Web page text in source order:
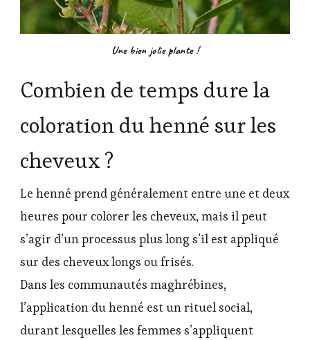
Une bien jolie plante !
Combien de temps dure la
coloration du henné sur les
cheveux ?
Le henné prend généralement entre une et deux
heures pour colorer les cheveux, mais il peut
s’agir d’un processus plus long s’il est appliqué
sur des cheveux longs ou frisés.
Dans les communautés maghrébines,
l’application du henné est un rituel social,
durant lesquelles les femmes s’appliquent